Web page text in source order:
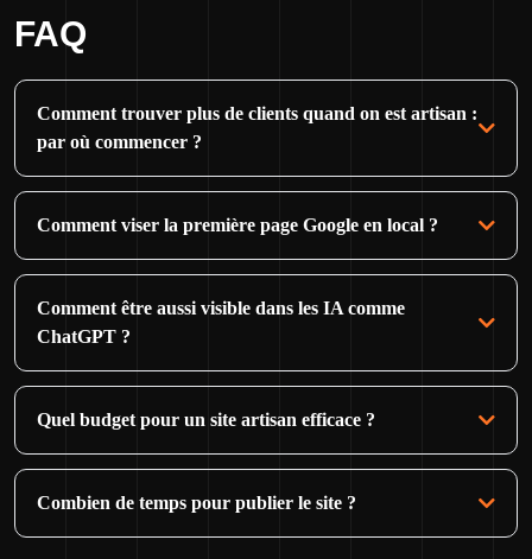
FAQ
Comment trouver plus de clients quand on est artisan :
par où commencer ?
Comment viser la première page Google en local ?
Comment être aussi visible dans les IA comme
ChatGPT ?
Quel budget pour un site artisan efficace ?
Combien de temps pour publier le site ?